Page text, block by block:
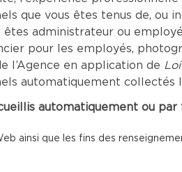
que vous êtes tenus de, ou
administrateur ou
pour les employés,
l’Agence en application de
automatiquement
automatiquement ou
ainsi que les fins des